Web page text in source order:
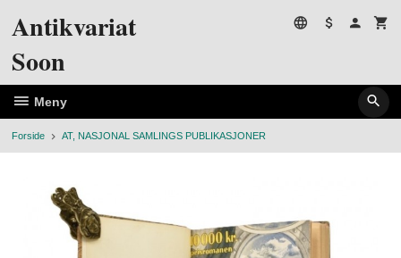
Antikvariat
Soon
Meny
Forside AT, NASJONAL SAMLINGS PUBLIKASJONER